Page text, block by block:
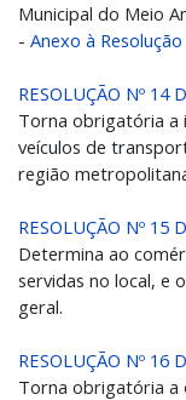
Municipal do Meio
- Anexo à
RESOLUÇÃO Nº 14
Torna obrigatória a
veículos de
região
RESOLUÇÃO Nº 15
Determina ao
servidas no local, e
geral.
RESOLUÇÃO Nº 16
Torna obrigatória a